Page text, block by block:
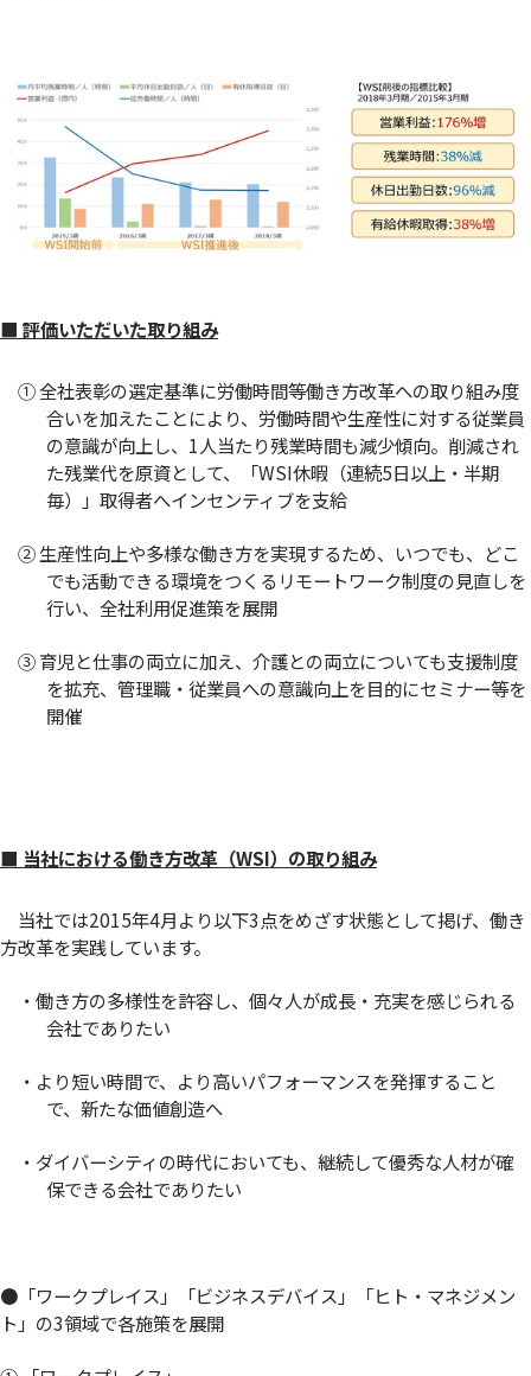
■ 評価いただいた取り組み
① 全社表彰の選定基準に労働時間等働き方改革への取り組み度
合いを加えたことにより、労働時間や生産性に対する従業員
の意識が向上し、1人当たり残業時間も減少傾向。削減され
た残業代を原資として、「WSI休暇（連続5日以上・半期
毎）」取得者へインセンティブを支給
② 生産性向上や多様な働き方を実現するため、いつでも、どこ
でも活動できる環境をつくるリモートワーク制度の見直しを
行い、全社利用促進策を展開
③ 育児と仕事の両立に加え、介護との両立についても支援制度
を拡充、管理職・従業員への意識向上を目的にセミナー等を
開催
■ 当社における働き方改革（WSI）の取り組み
当社では2015年4月より以下3点をめざす状態として掲げ、働き
方改革を実践しています。
・働き方の多様性を許容し、個々人が成長・充実を感じられる
会社でありたい
・より短い時間で、より高いパフォーマンスを発揮すること
で、新たな価値創造へ
・ダイバーシティの時代においても、継続して優秀な人材が確
保できる会社でありたい
●「ワークプレイス」「ビジネスデバイス」「ヒト・マネジメン
ト」の3領域で各施策を展開